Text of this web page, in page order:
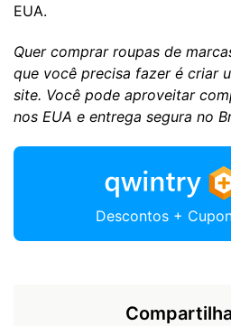
EUA.
Quer comprar roupas de
que você precisa fazer é criar
site. Você pode aproveitar
nos EUA e entrega segura no
Descontos +